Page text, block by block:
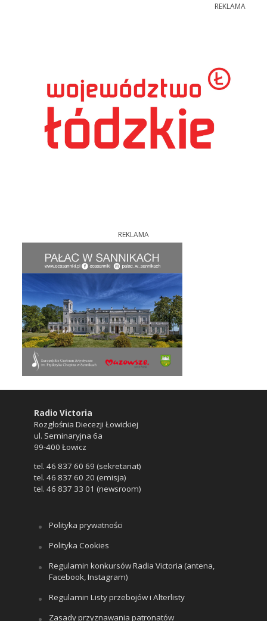
REKLAMA
REKLAMA
Radio Victoria
Rozgłośnia Diecezji Łowickiej
ul. Seminaryjna 6a
99-400 Łowicz
tel. 46 837 60 69 (sekretariat)
tel. 46 837 60 20 (emisja)
tel. 46 837 33 01 (newsroom)
Polityka prywatności
Polityka Cookies
Regulamin konkursów Radia Victoria (antena,
Facebook, Instagram)
Regulamin Listy przebojów i Alterlisty
Zasady przyznawania patronatów